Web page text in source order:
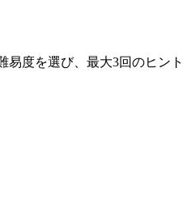
度を選び、最大3回のヒン